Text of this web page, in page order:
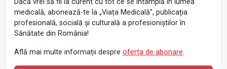
Dacă vrei să fii la curent cu tot ce se întâmplă în lumea
medicală, abonează-te la „Viața Medicală”, publicația
profesională, socială și culturală a profesioniștilor în
Sănătate din România!
Află mai multe informații despre oferta de abonare.